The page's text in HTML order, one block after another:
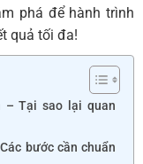
phá để hành trình
quả tối đa!
– Tại sao lại quan
bước cần chuẩn